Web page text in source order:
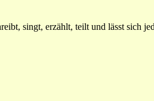
singt, erzählt, teilt und lässt sich